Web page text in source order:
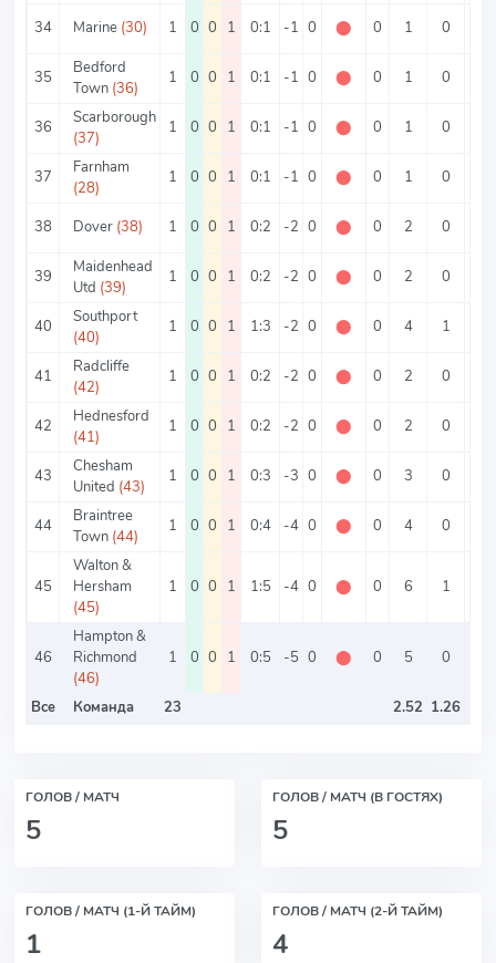
34 Marine (30) 1 0 0 1 0:1 -1 0 ⬤ 0 1 0
35
Bedford
Town (36)
1 0 0 1 0:1 -1 0 ⬤ 0 1 0
36
Scarborough
(37)
1 0 0 1 0:1 -1 0 ⬤ 0 1 0
37
Farnham
(28)
1 0 0 1 0:1 -1 0 ⬤ 0 1 0
38 Dover (38) 1 0 0 1 0:2 -2 0 ⬤ 0 2 0
39
Maidenhead
Utd (39)
1 0 0 1 0:2 -2 0 ⬤ 0 2 0
40
Southport
(40)
1 0 0 1 1:3 -2 0 ⬤ 0 4 1
41
Radcliffe
(42)
1 0 0 1 0:2 -2 0 ⬤ 0 2 0
42
Hednesford
(41)
1 0 0 1 0:2 -2 0 ⬤ 0 2 0
43
Chesham
United (43)
1 0 0 1 0:3 -3 0 ⬤ 0 3 0
44
Braintree
Town (44)
1 0 0 1 0:4 -4 0 ⬤ 0 4 0
45
Walton &
Hersham
(45)
1 0 0 1 1:5 -4 0 ⬤ 0 6 1
46
Hampton &
Richmond
(46)
1 0 0 1 0:5 -5 0 ⬤ 0 5 0
Все Команда 23 2.52 1.26
ГОЛОВ / МАТЧ
5
ГОЛОВ / МАТЧ (В ГОСТЯХ)
5
ГОЛОВ / МАТЧ (1-Й ТАЙМ)
1
ГОЛОВ / МАТЧ (2-Й ТАЙМ)
4